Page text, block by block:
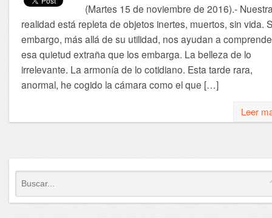
(Martes 15 de noviembre de 2016).-
realidad está repleta de objetos inertes, muertos, sin vida.
embargo, más allá de su utilidad, nos ayudan a
esa quietud extraña que los embarga. La belleza de lo
irrelevante. La armonía de lo cotidiano. Esta tarde rara,
anormal, he cogido la cámara como el que […]
Leer